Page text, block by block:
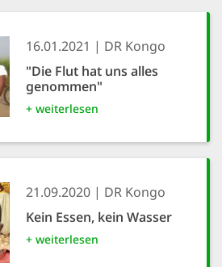
16.01.2021
DR Kongo
"Die Flut hat uns alles
genommen"
+ weiterlesen
21.09.2020
DR Kongo
Kein Essen, kein Wasser
+ weiterlesen